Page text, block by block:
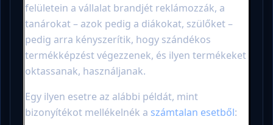
felületein a vállalat brandjét reklámozzák, a
tanárokat – azok pedig a diákokat, szülőket –
pedig arra kényszerítik, hogy szándékos
termékképzést végezzenek, és ilyen termékeket
oktassanak, használjanak.
Egy ilyen esetre az alábbi példát, mint
bizonyítékot mellékelnék a számtalan esetből: